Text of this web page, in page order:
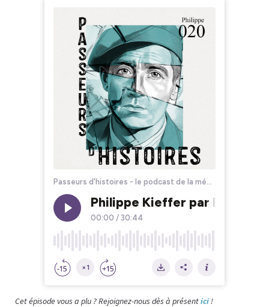
Cet épisode vous a plu ? Rejoignez-nous dès à présentici!